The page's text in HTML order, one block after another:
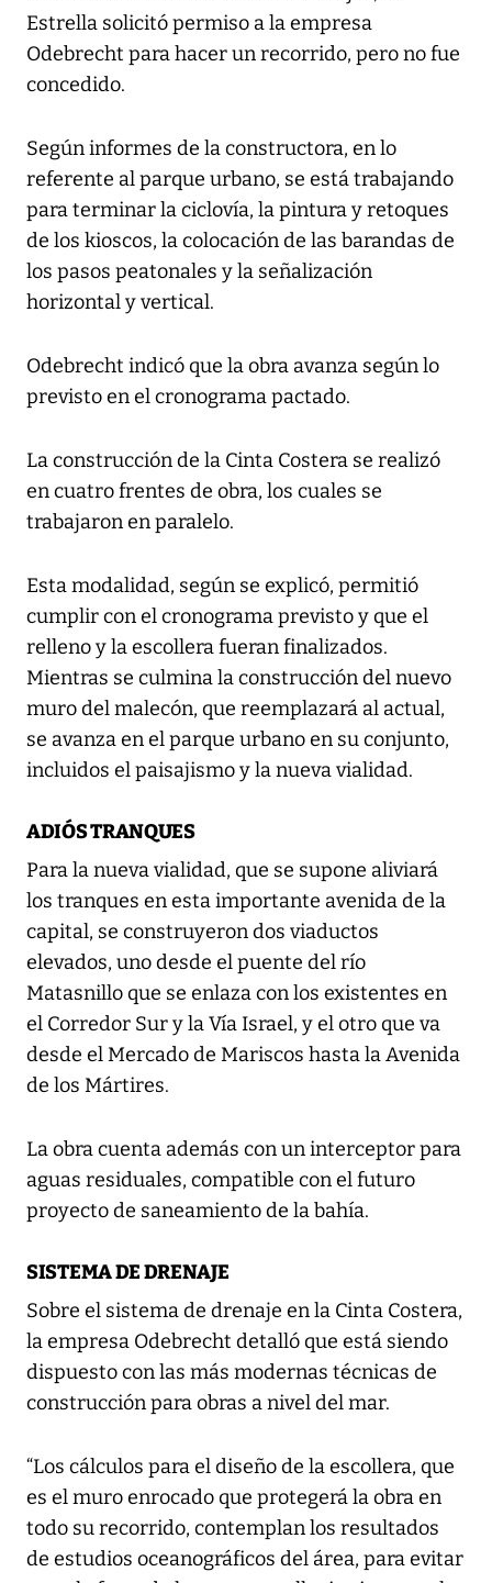
Estrella solicitó permiso a la empresa
Odebrecht para hacer un recorrido, pero no fue
concedido.
Según informes de la constructora, en lo
referente al parque urbano, se está trabajando
para terminar la ciclovía, la pintura y retoques
de los kioscos, la colocación de las barandas de
los pasos peatonales y la señalización
horizontal y vertical.
Odebrecht indicó que la obra avanza según lo
previsto en el cronograma pactado.
La construcción de la Cinta Costera se realizó
en cuatro frentes de obra, los cuales se
trabajaron en paralelo.
Esta modalidad, según se explicó, permitió
cumplir con el cronograma previsto y que el
relleno y la escollera fueran finalizados.
Mientras se culmina la construcción del nuevo
muro del malecón, que reemplazará al actual,
se avanza en el parque urbano en su conjunto,
incluidos el paisajismo y la nueva vialidad.
ADIÓS TRANQUES
Para la nueva vialidad, que se supone aliviará
los tranques en esta importante avenida de la
capital, se construyeron dos viaductos
elevados, uno desde el puente del río
Matasnillo que se enlaza con los existentes en
el Corredor Sur y la Vía Israel, y el otro que va
desde el Mercado de Mariscos hasta la Avenida
de los Mártires.
La obra cuenta además con un interceptor para
aguas residuales, compatible con el futuro
proyecto de saneamiento de la bahía.
SISTEMA DE DRENAJE
Sobre el sistema de drenaje en la Cinta Costera,
la empresa Odebrecht detalló que está siendo
dispuesto con las más modernas técnicas de
construcción para obras a nivel del mar.
“Los cálculos para el diseño de la escollera, que
es el muro enrocado que protegerá la obra en
todo su recorrido, contemplan los resultados
de estudios oceanográficos del área, para evitar